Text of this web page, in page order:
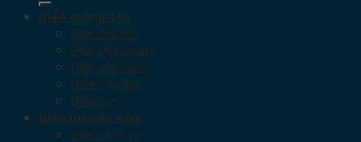
Biển quảng cáo
Biển chữ nổi
Biển ốp tấm alu
Biển cửa hàng
Biển hộp đèn
Biển bạt
Biển inox ăn mòn
Biển công ty